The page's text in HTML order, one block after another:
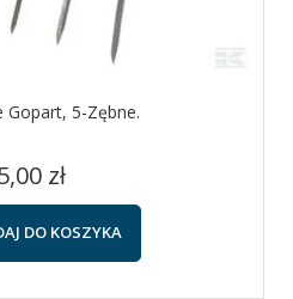
Gopart, 5-Zębne.
zł
DO KOSZYKA